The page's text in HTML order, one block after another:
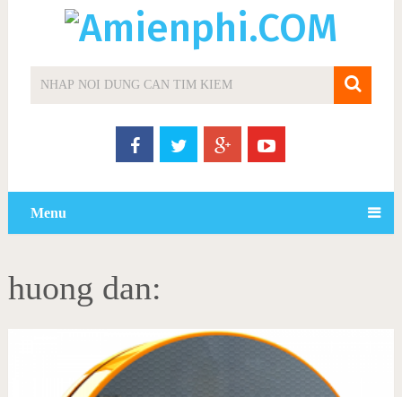
Menu
huong dan: